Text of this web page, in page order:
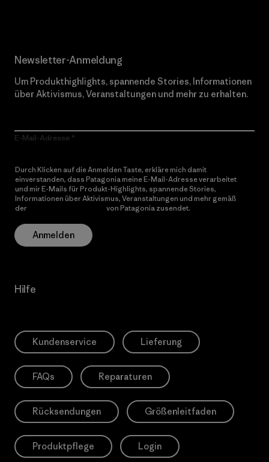
Newsletter-Anmeldung
Um Produkthighlights, spannende Stories, Informationen
über Aktivismus, Veranstaltungen und mehr zu erhalten.
E-Mail-Adresse
Durch Klicken auf die Anmelden Taste, erkläre mich damit
einverstanden, dass Patagonia meine E-Mail-Adresse verarbeitet
und mir E-Mails für Produkt-Highlights, spannende Stories,
Informationen über Aktivismus, Veranstaltungen und mehr gemäß
der
von Patagonia zusendet.
Anmelden
Hilfe
Kundenservice Lieferung
FAQs Reparaturen
Rücksendungen Größenleitfaden
Produktpflege Login